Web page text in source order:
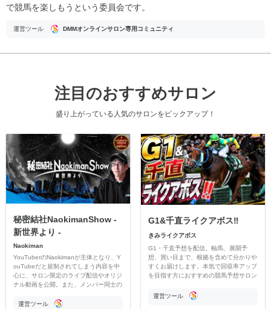
で競馬を楽しもうという委員会です。
運営ツール DMMオンラインサロン専用コミュニティ
注目のおすすめサロン
盛り上がっている人気のサロンをピックアップ！
秘密結社NaokimanShow -
新世界より -
Naokiman
YouTuberのNaokimanが主体となり、Y
ouTubeだと規制されてしまう内容を中
心に、サロン限定のライブ配信やオリジ
ナル動画を公開。また、メンバー同士の
ただいています。
運営ツール
G1&千直ライクアボス‼️
きみライクアボス
G1・千直予想を配信。軸馬、展開予
想、買い目まで、根拠を含めて分かりや
すくお届けします。本気で回収率アップ
を目指す方におすすめの競馬予想サロン
運営ツール